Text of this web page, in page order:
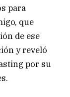
para
que
de ese
y reveló
por su